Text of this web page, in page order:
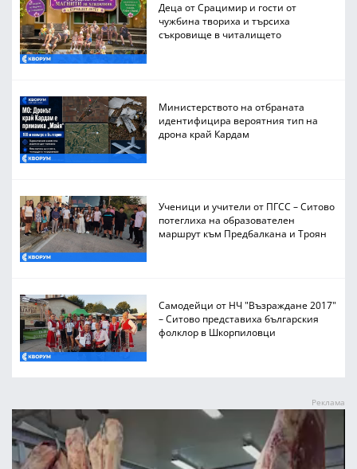
Деца от Срацимир и гости от
чужбина твориха и търсиха
съкровище в читалището
Министерството на отбраната
идентифицира вероятния тип на
дрона край Кардам
Ученици и учители от ПГСС – Ситово
потеглиха на образователен
маршрут към Предбалкана и Троян
Самодейци от НЧ "Възраждане 2017"
– Ситово представиха българския
фолклор в Шкорпиловци